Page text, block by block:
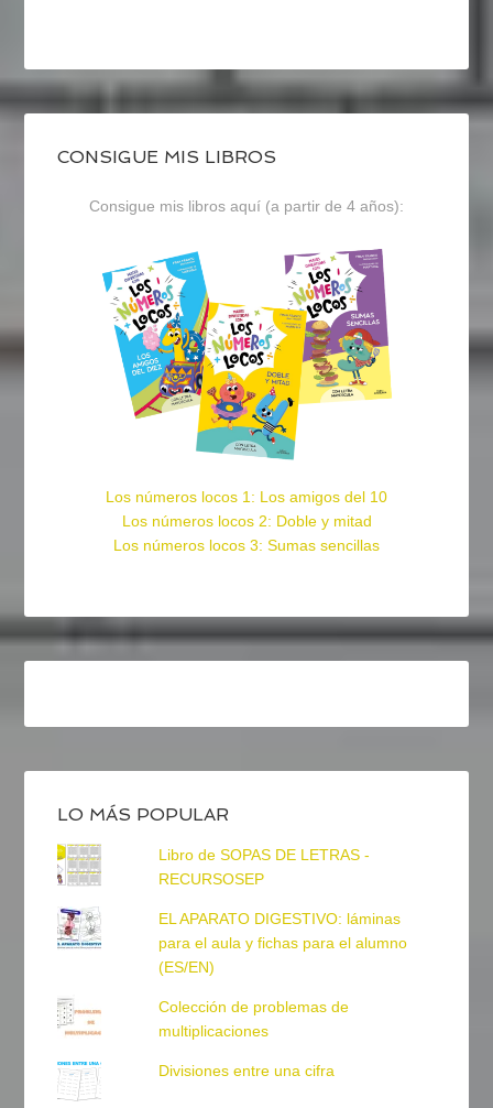
CONSIGUE MIS LIBROS
Consigue mis libros aquí (a partir de 4 años):
Los números locos 1: Los amigos del 10
Los números locos 2: Doble y mitad
Los números locos 3: Sumas sencillas
LO MÁS POPULAR
Libro de SOPAS DE LETRAS -
RECURSOSEP
EL APARATO DIGESTIVO: láminas
para el aula y fichas para el alumno
(ES/EN)
Colección de problemas de
multiplicaciones
Divisiones entre una cifra